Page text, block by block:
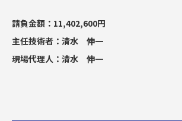
請負金額：11,402,600円
主任技術者：清水 伸一
現場代理人：清水 伸一